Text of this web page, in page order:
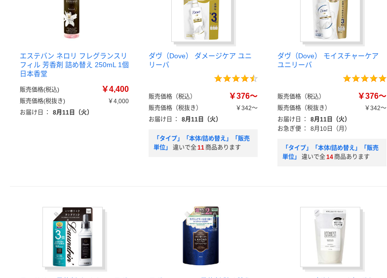
エステバン ネロリ フレグランスリ
フィル 芳香剤 詰め替え 250mL 1個
日本香堂
販売価格(税込) ￥4,400
販売価格(税抜き)
￥4,000
お届け日
： 8月11日（火）
ダヴ（Dove） ダメージケア ユニ
リーバ
販売価格（税込） ￥376～
販売価格（税抜き）
￥342～
お届け日
： 8月11日（火）
「タイプ」「本体/詰め替え」「販売
単位」
違いで全11 商品あります
ダヴ（Dove） モイスチャーケア
ユニリーバ
販売価格（税込） ￥376～
販売価格（税抜き）
￥342～
お届け日
：
8月11日（火）
お急ぎ便 ： 8月10日（月）
「タイプ」「本体/詰め替え」「販売
単位」
違いで全14 商品あります